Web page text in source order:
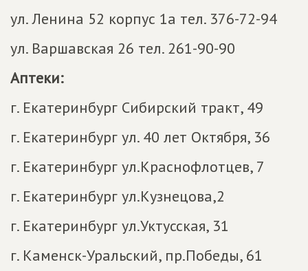
ул. Ленина 52 корпус 1а тел. 376-72-94
ул. Варшавская 26 тел. 261-90-90
Аптеки:
г. Екатеринбург Сибирский тракт, 49
г. Екатеринбург ул. 40 лет Октября, 36
г. Екатеринбург ул.Краснофлотцев, 7
г. Екатеринбург ул.Кузнецова,2
г. Екатеринбург ул.Уктусская, 31
г. Каменск-Уральский, пр.Победы, 61